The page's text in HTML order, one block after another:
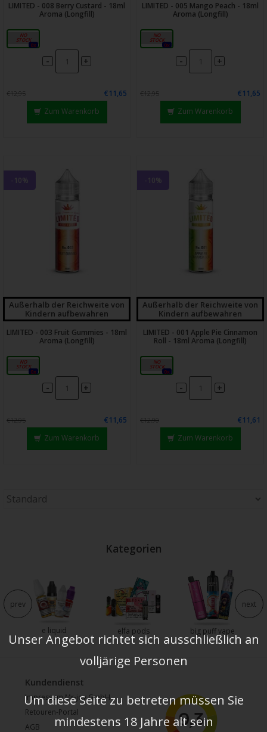
LIMITED - 008 Berry Custard - 18ml
Aroma (Longfill)
18ml
0x
- +
€12,95
€11,65
Zum Warenkorb
LIMITED - 005 Mango Peach - 18ml
Aroma (Longfill)
18ml
0x
- +
€12,95
€11,65
Zum Warenkorb
-10%
Außerhalb der Reichweite von
Kindern aufbewahren
LIMITED - 003 Fruit Gummies - 18ml
Aroma (Longfill)
18ml
0x
- +
€12,95
€11,65
Zum Warenkorb
-10%
Außerhalb der Reichweite von
Kindern aufbewahren
LIMITED - 001 Apple Pie Cinnamon
Roll - 18ml Aroma (Longfill)
18ml
0x
- +
€12,90
€11,61
Zum Warenkorb
Kategorien
e liquid elfa pods big puff vape
prev next
Kundendienst
Impressum Mr-joy GmbH
Retouren-Portal
AGB
Unser Angebot richtet sich ausschließlich an
volljärige Personen
Um diese Seite zu betreten müssen Sie
mindestens 18 Jahre alt sein